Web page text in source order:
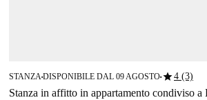
STANZA■DISPONIBILE DAL 09 AGOSTO■star4 (3)
Stanza in affitto in appartamento condiviso a